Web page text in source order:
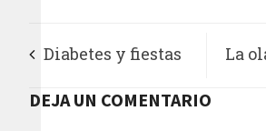
Diabetes y fiestas
de fin de año en
La
DEJA UN COMENTARIO